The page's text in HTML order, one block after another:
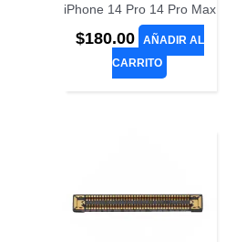
iPhone 14 Pro 14 Pro Max
$180.00
AÑADIR AL
CARRITO